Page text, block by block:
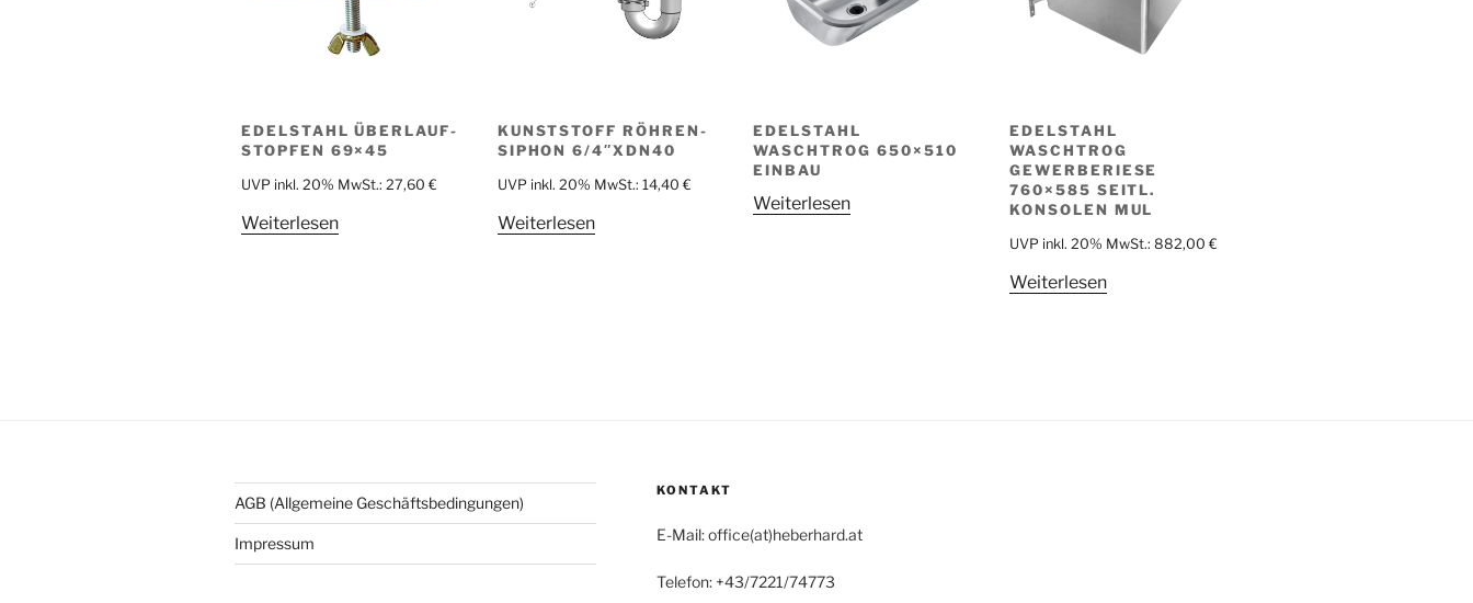
EDELSTAHL ÜBERLAUF-
STOPFEN 69×45
UVP inkl. 20% MwSt.: 27,60 €
Weiterlesen
KUNSTSTOFF RÖHREN-
SIPHON 6/4″XDN40
UVP inkl. 20% MwSt.: 14,40 €
Weiterlesen
EDELSTAHL
WASCHTROG 650×510
EINBAU
Weiterlesen
EDELSTAHL
WASCHTROG
GEWERBERIESE
760×585 SEITL.
KONSOLEN MUL
UVP inkl. 20% MwSt.:882,00€
Weiterlesen
AGB (Allgemeine Geschäftsbedingungen)
Impressum
KONTAKT
E-Mail: office(at)heberhard.at
Telefon: +43/7221/74773